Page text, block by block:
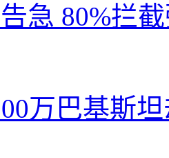
急 80%拦
万巴基斯